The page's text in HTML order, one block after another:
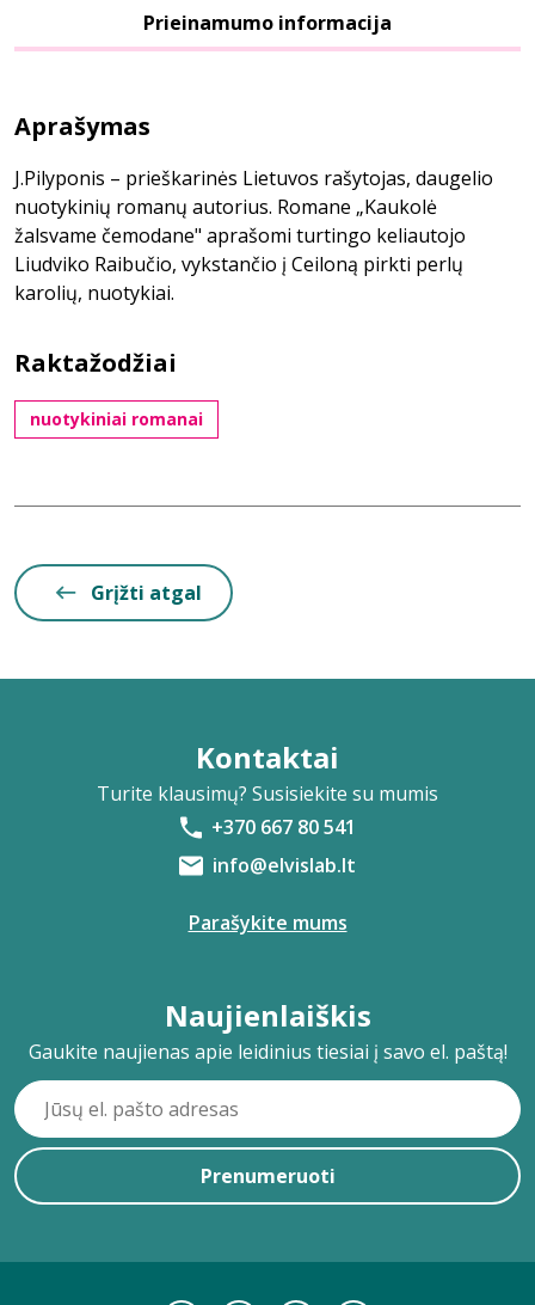
Prieinamumo informacija
Aprašymas
J.Pilyponis – prieškarinės Lietuvos rašytojas, daugelio
nuotykinių romanų autorius. Romane „Kaukolė
žalsvame čemodane" aprašomi turtingo keliautojo
Liudviko Raibučio, vykstančio į Ceiloną pirkti perlų
karolių, nuotykiai.
Raktažodžiai
nuotykiniai romanai
Grįžti atgal
Kontaktai
Turite klausimų? Susisiekite su mumis
+370 667 80 541
info@elvislab.lt
Parašykite mums
Naujienlaiškis
Gaukite naujienas apie leidinius tiesiai į savo el. paštą!
Prenumeruoti